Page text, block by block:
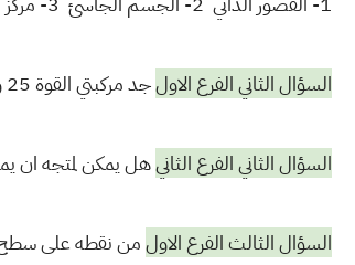
السؤال الثاني الفرع الاولجد مركبتي القوة 25 والتي تميل بزاوية 127 عند محور علما ان المعطيات في السؤال
السؤال الثاني الفرع الثانيهل يمكن لمتجه ان
السؤال الثالث الفرع الاولمن نقطه على سطح